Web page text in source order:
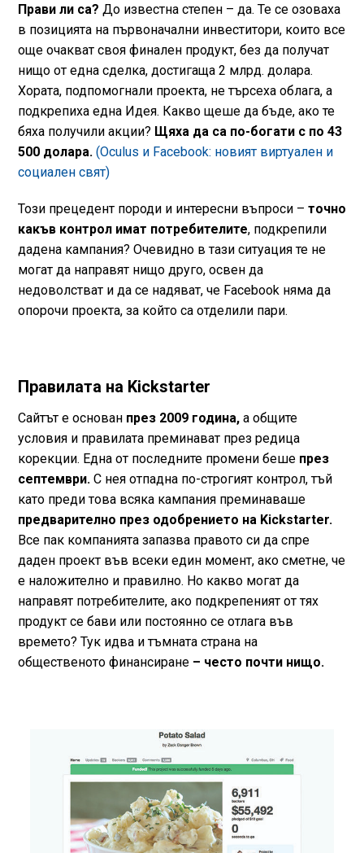
Прави ли са? До известна степен – да. Те се озоваха
в позицията на първоначални инвеститори, които все
още очакват своя финален продукт, без да получат
нищо от една сделка, достигаща 2 млрд. долара.
Хората, подпомогнали проекта, не търсеха облага, а
подкрепиха една Идея. Какво щеше да бъде, ако те
бяха получили акции? Щяха да са по-богати с по 43
500 долара. (Oculus и Facebook: новият виртуален и
социален свят)
Този прецедент породи и интересни въпроси – точно
какъв контрол имат потребителите, подкрепили
дадена кампания? Очевидно в тази ситуация те не
могат да направят нищо друго, освен да
недоволстват и да се надяват, че Facebook няма да
опорочи проекта, за който са отделили пари.
Правилата на Kickstarter
Сайтът е основанпрез 2009 година,а общите
условия и правилата преминават през редица
корекции. Една от последните промени беше през
септември. С нея отпадна по-строгият контрол, тъй
като преди това всяка кампания преминаваше
предварително през одобрението на Kickstarter.
Все пак компанията запазва правото си да спре
даден проект във всеки един момент, ако сметне, че
е наложително и правилно. Но какво могат да
направят потребителите, ако подкрепеният от тях
продукт се бави или постоянно се отлага във
времето? Тук идва и тъмната страна на
общественото финансиране – често почти нищо.